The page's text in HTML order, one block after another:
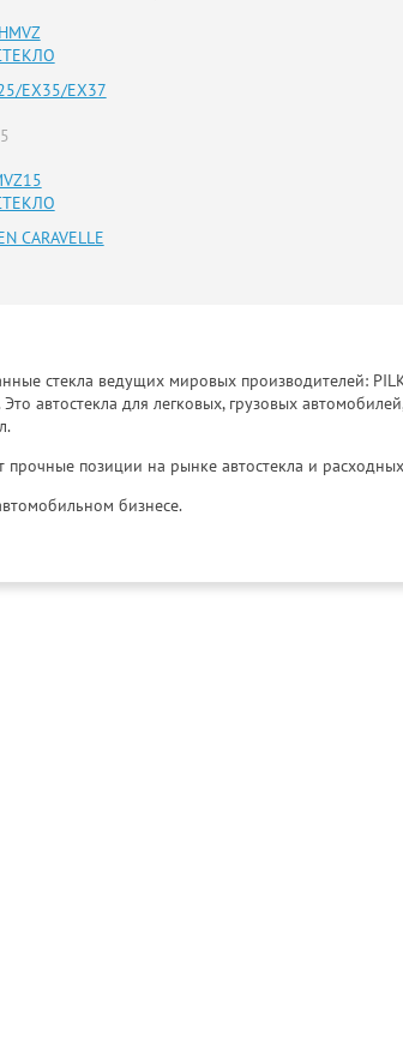
EX35/EX37
CARAVELLE
стекла ведущих мировых производителей:
автостекла для легковых, грузовых
позиции на рынке автостекла и
бизнесе.